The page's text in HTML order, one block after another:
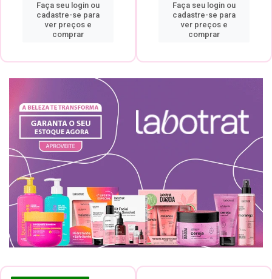
Faça seu login ou
cadastre-se para
ver preços e
comprar
Faça seu login ou
cadastre-se para
ver preços e
comprar